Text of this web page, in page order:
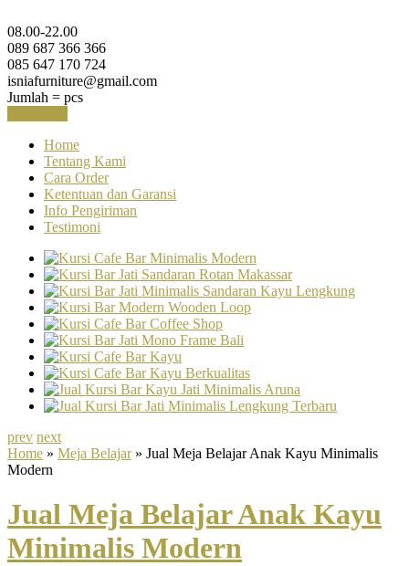
08.00-22.00
089 687 366 366
085 647 170 724
isniafurniture@gmail.com
Jumlah = pcs
Home
Tentang Kami
Cara Order
Ketentuan dan Garansi
Info Pengiriman
Testimoni
prev next
Home » Meja Belajar» Jual Meja Belajar Anak Kayu Minimalis
Modern
Jual Meja Belajar Anak Kayu
Minimalis Modern